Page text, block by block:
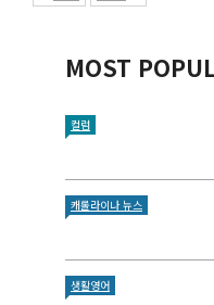
MOST
컬럼
캐롤라이나 뉴스
생활영어